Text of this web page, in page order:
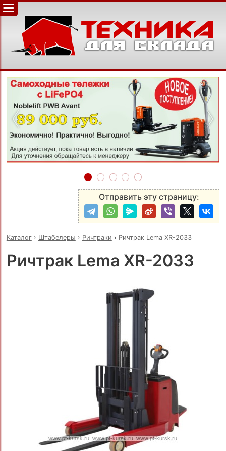
‹ ›
Отправить эту страницу:
Каталог› Штабелеры › Ричтраки › Ричтрак Lema XR-2033
Ричтрак Lema XR-2033